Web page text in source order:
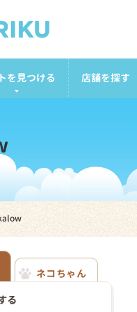
を見つける 店舗を探す
ネコちゃん
る